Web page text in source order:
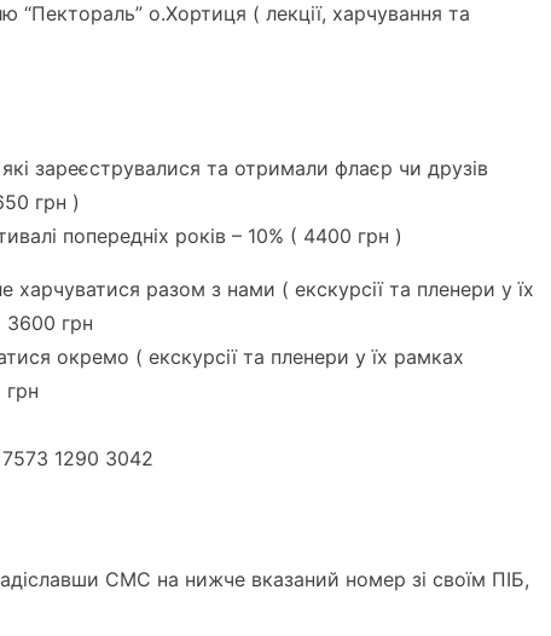
“Пектораль” о.Хортиця ( лекції, харчування та
зареєструвалися та отримали флаєр чи друзів
грн )
попередніх років – 10% ( 4400 грн )
разом з нами ( екскурсії та пленери у їх
3600 грн
окремо ( екскурсії та пленери у їх рамках
грн
1290 3042
СМС на нижче вказаний номер зі своїм ПІБ,